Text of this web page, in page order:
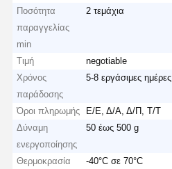
Ποσότητα
παραγγελίας
min
2 τεμάχια
Τιμή
negotiable
Χρόνος
παράδοσης
5-8 εργάσιμες ημέρες
Όροι πληρωμής
Ε/Ε, Δ/Α, Δ/Π, Τ/Τ
Δύναμη
ενεργοποίησης
50 έως 500 g
Θερμοκρασία
-40°C σε 70°C